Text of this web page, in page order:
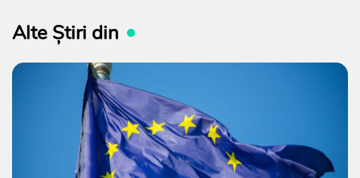
Alte Știri din